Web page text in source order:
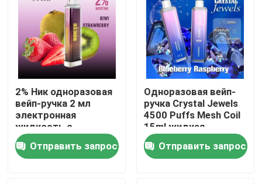
2% Ник одноразовая
вейп-ручка 2 мл
электронная
жидкость с
батареей 500 мАч
Отправить запрос
Одноразовая вейп-
ручка Crystal Jewels
4500 Puffs Mesh Coil
15ml жидкая
перезаряжаемая Ecig
Отправить запрос